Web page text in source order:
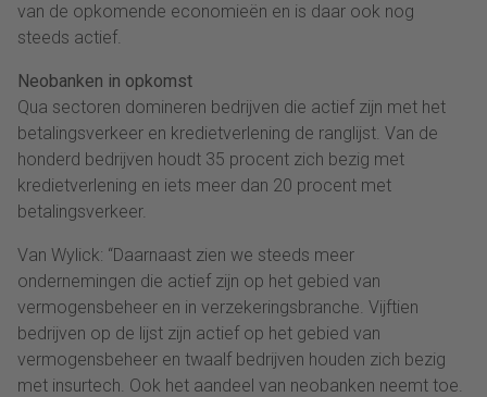
van de opkomende economieën en is daar ook nog
steeds actief.
Neobanken in opkomst
Qua sectoren domineren bedrijven die actief zijn met het
betalingsverkeer en kredietverlening de ranglijst. Van de
honderd bedrijven houdt 35 procent zich bezig met
kredietverlening en iets meer dan 20 procent met
betalingsverkeer.
Van Wylick: “Daarnaast zien we steeds meer
ondernemingen die actief zijn op het gebied van
vermogensbeheer en in verzekeringsbranche. Vijftien
bedrijven op de lijst zijn actief op het gebied van
vermogensbeheer en twaalf bedrijven houden zich bezig
met insurtech. Ook het aandeel van neobanken neemt toe.